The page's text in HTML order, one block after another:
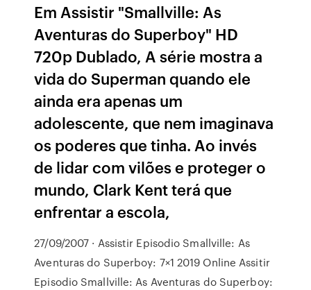
Em Assistir "Smallville: As
Aventuras do Superboy" HD
720p Dublado, A série mostra a
vida do Superman quando ele
ainda era apenas um
adolescente, que nem imaginava
os poderes que tinha. Ao invés
de lidar com vilões e proteger o
mundo, Clark Kent terá que
enfrentar a escola,
27/09/2007 · Assistir Episodio Smallville: As
Aventuras do Superboy: 7×1 2019 Online Assitir
Episodio Smallville: As Aventuras do Superboy: